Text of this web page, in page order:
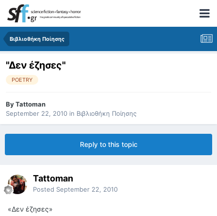
Βιβλιοθήκη Ποίησης
"Δεν έζησες"
POETRY
ByTattoman
September 22, 2010 in Βιβλιοθήκη Ποίησης
Reply to this topic
Tattoman
Posted September 22, 2010
«Δεν έζησες»